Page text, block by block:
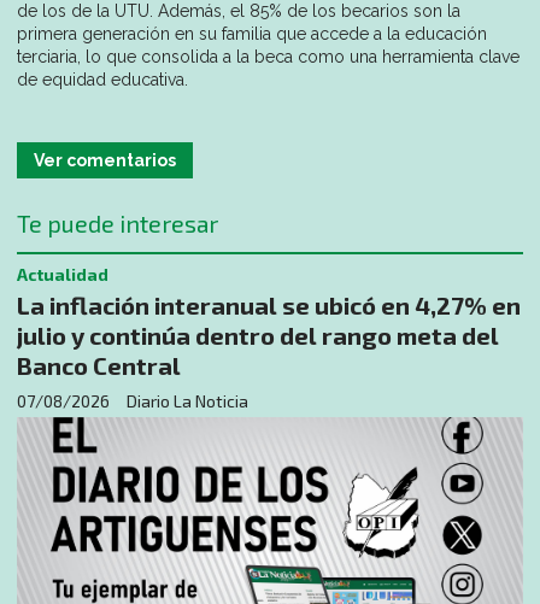
de los de la UTU. Además, el 85% de los becarios son la
primera generación en su familia que accede a la educación
terciaria, lo que consolida a la beca como una herramienta clave
de equidad educativa.
Ver comentarios
Te puede interesar
La inflación interanual se ubicó en 4,27% en
julio y continúa dentro del rango meta del
Banco Central
Diario La Noticia
Actualidad
07/08/2026